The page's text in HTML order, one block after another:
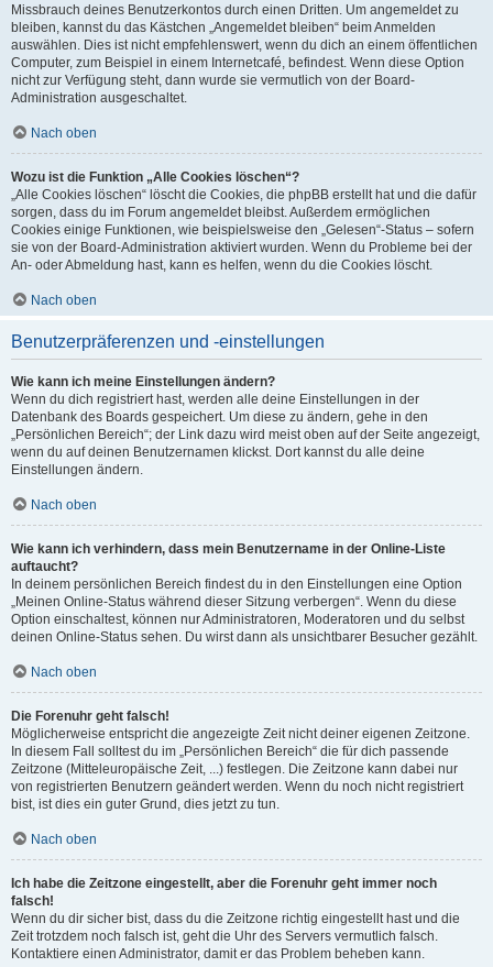
Missbrauch deines Benutzerkontos durch einen Dritten. Um angemeldet zu
bleiben, kannst du das Kästchen „Angemeldet bleiben“ beim Anmelden
auswählen. Dies ist nicht empfehlenswert, wenn du dich an einem öffentlichen
Computer, zum Beispiel in einem Internetcafé, befindest. Wenn diese Option
nicht zur Verfügung steht, dann wurde sie vermutlich von der Board-
Administration ausgeschaltet.
Nach oben
Wozu ist die Funktion „Alle Cookies löschen“?
„Alle Cookies löschen“ löscht die Cookies, die phpBB erstellt hat und die dafür
sorgen, dass du im Forum angemeldet bleibst. Außerdem ermöglichen
Cookies einige Funktionen, wie beispielsweise den „Gelesen“-Status – sofern
sie von der Board-Administration aktiviert wurden. Wenn du Probleme bei der
An- oder Abmeldung hast, kann es helfen, wenn du die Cookies löscht.
Nach oben
Benutzerpräferenzen und -einstellungen
Wie kann ich meine Einstellungen ändern?
Wenn du dich registriert hast, werden alle deine Einstellungen in der
Datenbank des Boards gespeichert. Um diese zu ändern, gehe in den
„Persönlichen Bereich“; der Link dazu wird meist oben auf der Seite angezeigt,
wenn du auf deinen Benutzernamen klickst. Dort kannst du alle deine
Einstellungen ändern.
Nach oben
Wie kann ich verhindern, dass mein Benutzername in der Online-Liste
auftaucht?
In deinem persönlichen Bereich findest du in den Einstellungen eine Option
„Meinen Online-Status während dieser Sitzung verbergen“. Wenn du diese
Option einschaltest, können nur Administratoren, Moderatoren und du selbst
deinen Online-Status sehen. Du wirst dann als unsichtbarer Besucher gezählt.
Nach oben
Die Forenuhr geht falsch!
Möglicherweise entspricht die angezeigte Zeit nicht deiner eigenen Zeitzone.
In diesem Fall solltest du im „Persönlichen Bereich“ die für dich passende
Zeitzone (Mitteleuropäische Zeit, ...) festlegen. Die Zeitzone kann dabei nur
von registrierten Benutzern geändert werden. Wenn du noch nicht registriert
bist, ist dies ein guter Grund, dies jetzt zu tun.
Nach oben
Ich habe die Zeitzone eingestellt, aber die Forenuhr geht immer noch
falsch!
Wenn du dir sicher bist, dass du die Zeitzone richtig eingestellt hast und die
Zeit trotzdem noch falsch ist, geht die Uhr des Servers vermutlich falsch.
Kontaktiere einen Administrator, damit er das Problem beheben kann.